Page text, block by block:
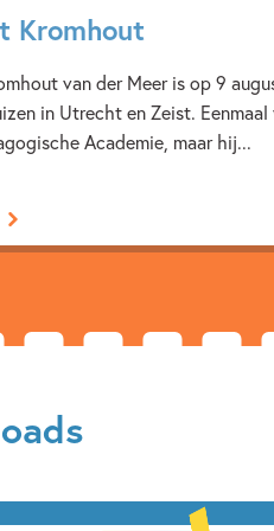
Kromhout
van der Meer is op 9
in Utrecht en Zeist.
Academie, maar hij...